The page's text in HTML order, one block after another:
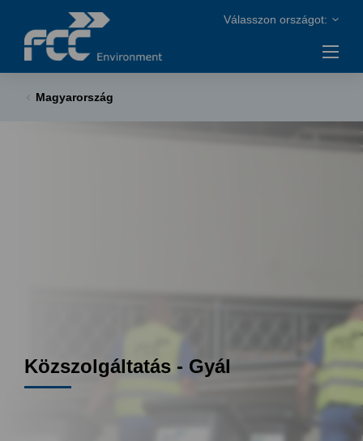
Magyarország
Közszolgáltatás - Gyál